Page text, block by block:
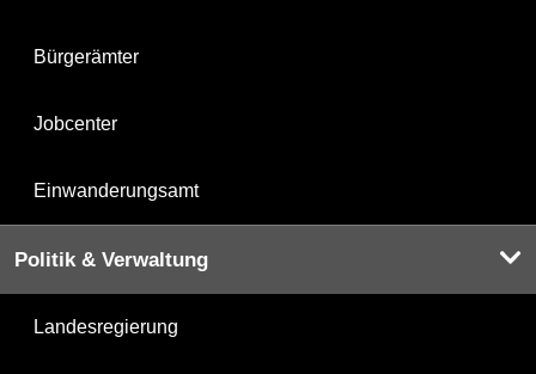
Bürgerämter
Jobcenter
Einwanderungsamt
Politik & Verwaltung
Landesregierung